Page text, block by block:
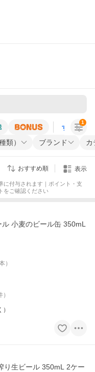
すべての条
類） ブランド カ
1
おすすめ順 表示
に付与されます｜ポイント・支
をご確認ください
小麦のビール缶 350mL
）
）
り生ビール 350mL 2ケー